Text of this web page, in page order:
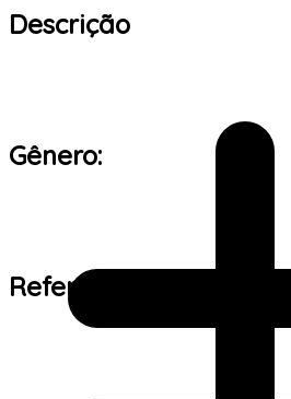
Descrição
Gênero:
Referência de tamanho: